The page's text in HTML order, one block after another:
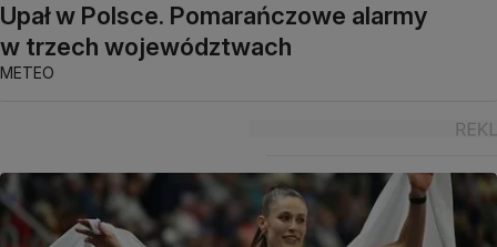
Upał w Polsce. Pomarańczowe alarmy
w trzech województwach
METEO